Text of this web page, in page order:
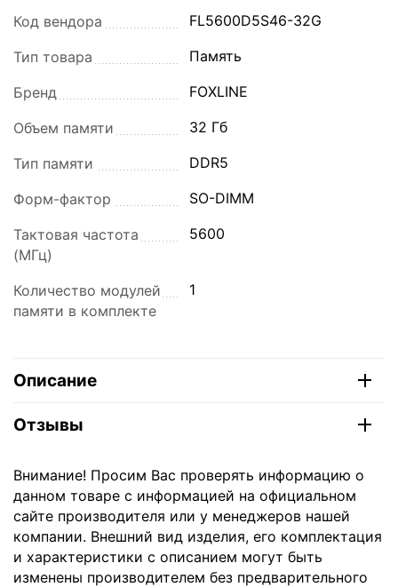
Код вендора FL5600D5S46-32G
Тип товара Память
Бренд FOXLINE
Объем памяти 32 Гб
Тип памяти DDR5
Форм-фактор SO-DIMM
Тактовая частота
(МГц)
5600
Количество модулей
памяти в комплекте
1
Описание
Отзывы
Внимание! Просим Вас проверять информацию о
данном товаре с информацией на официальном
сайте производителя или у менеджеров нашей
компании. Внешний вид изделия, его комплектация
и характеристики с описанием могут быть
изменены производителем без предварительного